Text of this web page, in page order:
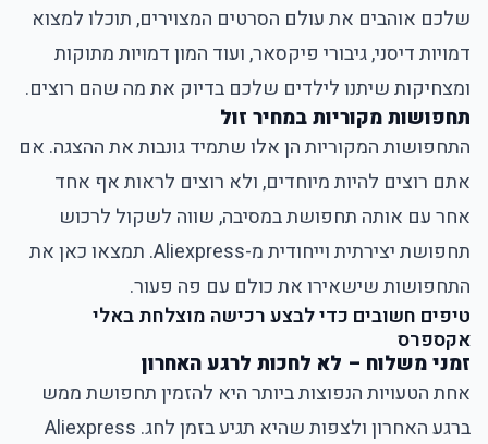
שלכם אוהבים את עולם הסרטים המצוירים, תוכלו למצוא
דמויות דיסני, גיבורי פיקסאר, ועוד המון דמויות מתוקות
ומצחיקות שיתנו לילדים שלכם בדיוק את מה שהם רוצים.
תחפושות מקוריות במחיר זול
התחפושות המקוריות הן אלו שתמיד גונבות את ההצגה. אם
אתם רוצים להיות מיוחדים, ולא רוצים לראות אף אחד
אחר עם אותה תחפושת במסיבה, שווה לשקול לרכוש
תחפושת יצירתית וייחודית מ-Aliexpress. תמצאו כאן את
התחפושות שישאירו את כולם עם פה פעור.
טיפים חשובים כדי לבצע רכישה מוצלחת באלי
אקספרס
זמני משלוח – לא לחכות לרגע האחרון
אחת הטעויות הנפוצות ביותר היא להזמין תחפושת ממש
ברגע האחרון ולצפות שהיא תגיע בזמן לחג. Aliexpress